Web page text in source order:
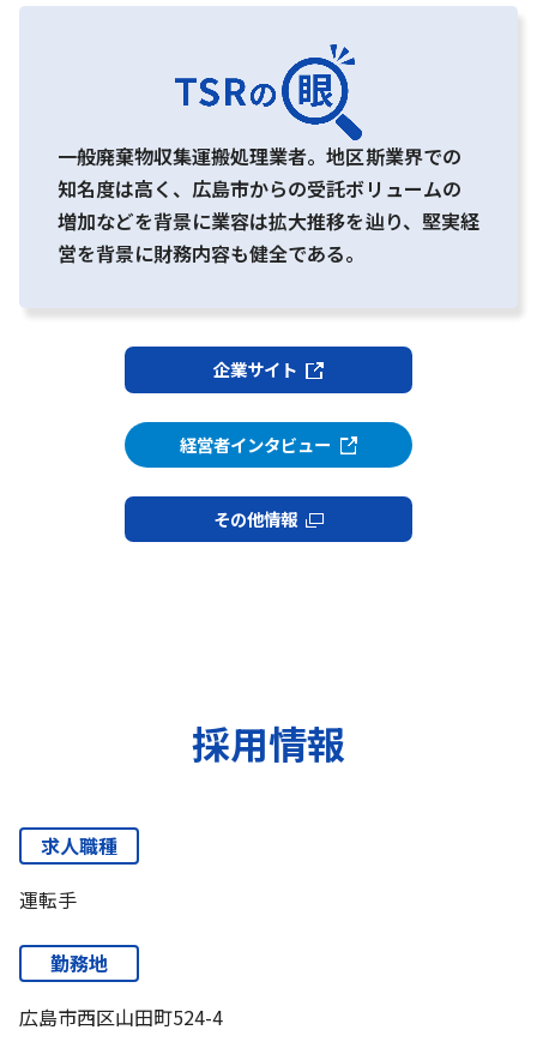
一般廃棄物収集運搬処理業者。地区斯業界での
知名度は高く、広島市からの受託ボリュームの
増加などを背景に業容は拡大推移を辿り、堅実経
営を背景に財務内容も健全である。
企業サイト
経営者インタビュー
その他情報
採用情報
求人職種
運転手
勤務地
広島市西区山田町524-4